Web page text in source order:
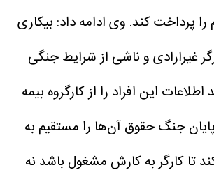
را پرداخت کند. وی ادامه داد: بیکاری
هزار کارگر غیرارادی و ناشی از شرایط جنگی
این افراد را از کارگروه بیمه
پایان جنگ حقوق آن‌ها را مستقیم به
تا کارگر به کارش مشغول باشد نه